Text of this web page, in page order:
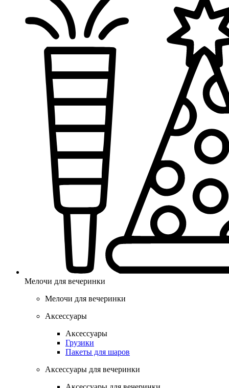
Мелочи для вечеринки
Мелочи для вечеринки
Аксессуары
Аксессуары
Грузики
Пакеты для шаров
Аксессуары для вечеринки